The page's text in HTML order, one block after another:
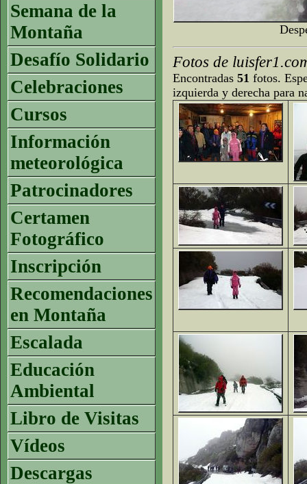
Semana de la
Montaña
Desafío Solidario
Celebraciones
Cursos
Información
meteorológica
Patrocinadores
Certamen
Fotográfico
Inscripción
Recomendaciones
en Montaña
Escalada
Educación
Ambiental
Libro de Visitas
Vídeos
Descargas
Fotos de
Encontradas 51 fotos.
izquierda y derecha para